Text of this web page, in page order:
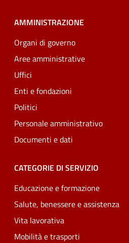
AMMINISTRAZIONE
Organi di governo
Aree amministrative
Uffici
Enti e fondazioni
Politici
Personale amministrativo
Documenti e dati
CATEGORIE DI SERVIZIO
Educazione e formazione
Salute, benessere e assistenza
Vita lavorativa
Mobilità e trasporti